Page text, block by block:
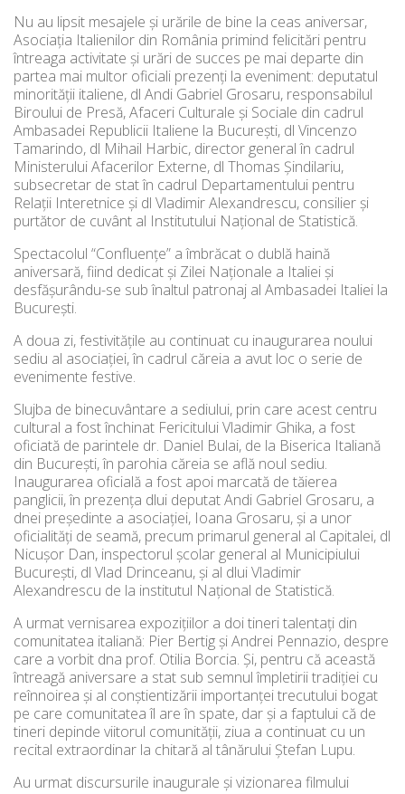
Nu au lipsit mesajele și urările de bine la ceas aniversar,
Asociația Italienilor din România primind felicitări pentru
întreaga activitate și urări de succes pe mai departe din
partea mai multor oficiali prezenți la eveniment: deputatul
minorității italiene, dl Andi Gabriel Grosaru, responsabilul
Biroului de Presă, Afaceri Culturale și Sociale din cadrul
Ambasadei Republicii Italiene la București, dl Vincenzo
Tamarindo, dl Mihail Harbic, director general în cadrul
Ministerului Afacerilor Externe, dl Thomas Şindilariu,
subsecretar de stat în cadrul Departamentului pentru
Relații Interetnice și dl Vladimir Alexandrescu, consilier și
purtător de cuvânt al Institutului Național de Statistică.
Spectacolul “Confluențe” a îmbrăcat o dublă haină
aniversară, fiind dedicat și Zilei Naționale a Italiei și
desfășurându-se sub înaltul patronaj al Ambasadei Italiei la
București.
A doua zi, festivitățile au continuat cu inaugurarea noului
sediu al asociației, în cadrul căreia a avut loc o serie de
evenimente festive.
Slujba de binecuvântare a sediului, prin care acest centru
cultural a fost închinat Fericitului Vladimir Ghika, a fost
oficiată de parintele dr. Daniel Bulai, de la Biserica Italiană
din București, în parohia căreia se află noul sediu.
Inaugurarea oficială a fost apoi marcată de tăierea
panglicii, în prezența dlui deputat Andi Gabriel Grosaru, a
dnei președinte a asociației, Ioana Grosaru, și a unor
oficialități de seamă, precum primarul general al Capitalei, dl
Nicușor Dan, inspectorul școlar general al Municipiului
București, dl Vlad Drinceanu, și al dlui Vladimir
Alexandrescu de la institutul Național de Statistică.
A urmat vernisarea expozițiilor a doi tineri talentați din
comunitatea italiană: Pier Bertig și Andrei Pennazio, despre
care a vorbit dna prof. Otilia Borcia. Şi, pentru că această
întreagă aniversare a stat sub semnul împletirii tradiției cu
reînnoirea și al conștientizării importanței trecutului bogat
pe care comunitatea îl are în spate, dar și a faptului că de
tineri depinde viitorul comunității, ziua a continuat cu un
recital extraordinar la chitară al tânărului Ştefan Lupu.
Au urmat discursurile inaugurale și vizionarea filmului